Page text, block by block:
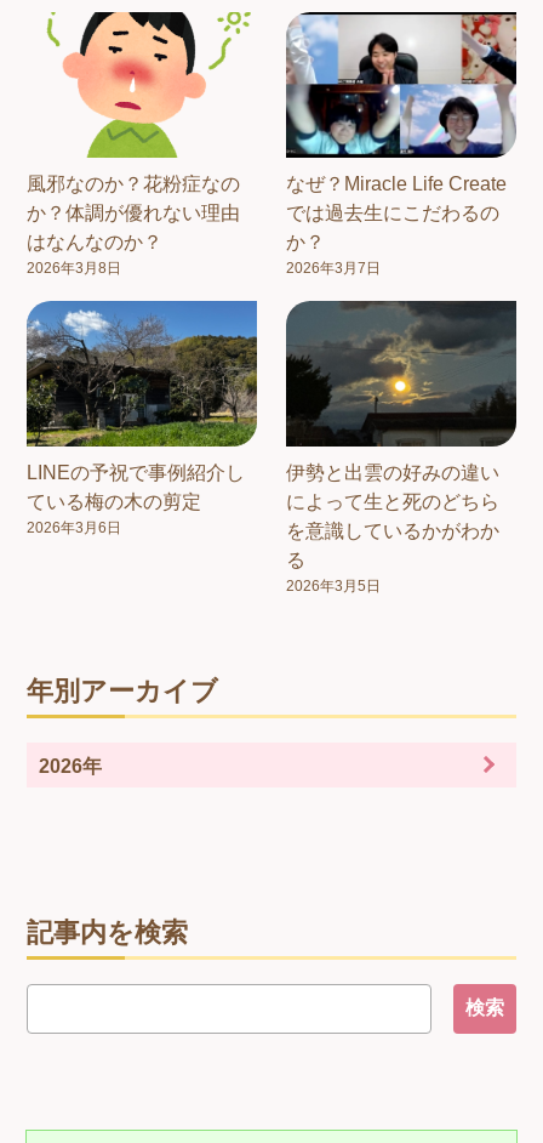
記事内を検索
風邪なのか？花粉症なの
か？体調が優れない理由
はなんなのか？
2026年3月8日
なぜ？Miracle Life Create
では過去生にこだわるの
か？
2026年3月7日
LINEの予祝で事例紹介し
ている梅の木の剪定
2026年3月6日
伊勢と出雲の好みの違い
によって生と死のどちら
を意識しているかがわか
る
2026年3月5日
年別アーカイブ
2026年